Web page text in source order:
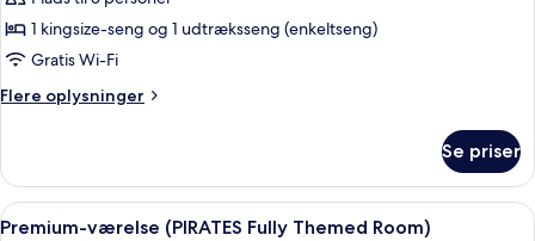
Creative
Workshops,
Room
and
Kids
1 kingsize-seng og 1 udtræksseng (enkeltseng)
Gratis Wi-Fi
Flere oplysninger
Flere
Room
with
Creative
Se priser
Indlæs
Et piratværelse med seng, trævæg,
3
Premium-værelse (PIRATES Fully Themed Room)